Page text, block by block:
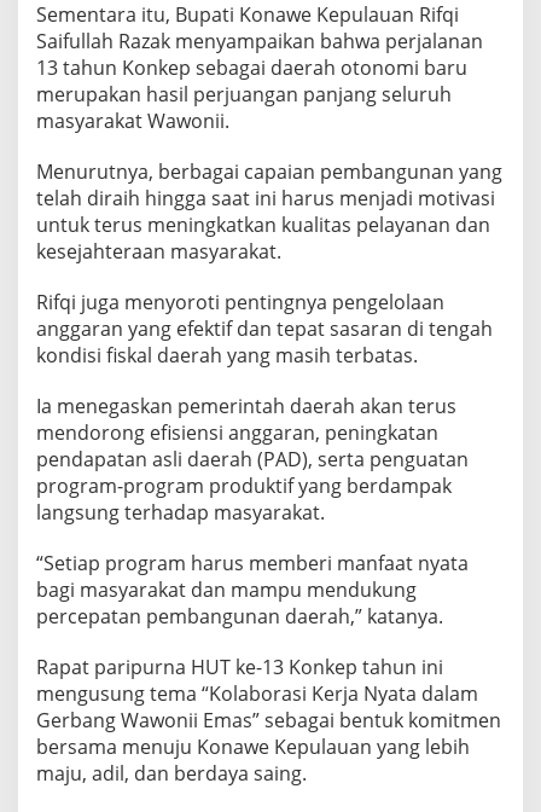
a
n
W
a
w
o
i
i
Sementara itu, Bupati Konawe Kepulauan Rifqi
Saifullah Razak menyampaikan bahwa perjalanan
13 tahun Konkep sebagai daerah otonomi baru
merupakan hasil perjuangan panjang seluruh
masyarakat Wawonii.
Menurutnya, berbagai capaian pembangunan yang
telah diraih hingga saat ini harus menjadi motivasi
untuk terus meningkatkan kualitas pelayanan dan
kesejahteraan masyarakat.
Rifqi juga menyoroti pentingnya pengelolaan
anggaran yang efektif dan tepat sasaran di tengah
kondisi fiskal daerah yang masih terbatas.
Ia menegaskan pemerintah daerah akan terus
mendorong efisiensi anggaran, peningkatan
pendapatan asli daerah (PAD), serta penguatan
program-program produktif yang berdampak
langsung terhadap masyarakat.
“Setiap program harus memberi manfaat nyata
bagi masyarakat dan mampu mendukung
percepatan pembangunan daerah,” katanya.
Rapat paripurna HUT ke-13 Konkep tahun ini
mengusung tema “Kolaborasi Kerja Nyata dalam
Gerbang Wawonii Emas” sebagai bentuk komitmen
bersama menuju Konawe Kepulauan yang lebih
maju, adil, dan berdaya saing.